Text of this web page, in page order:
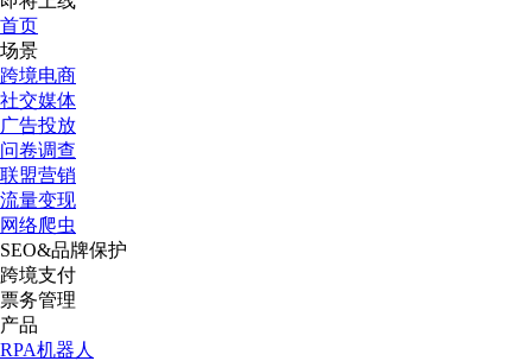
首页
场景
跨境电商
社交媒体
广告投放
问卷调查
联盟营销
流量变现
网络爬虫
SEO&品牌保护
跨境支付
票务管理
产品
RPA机器人